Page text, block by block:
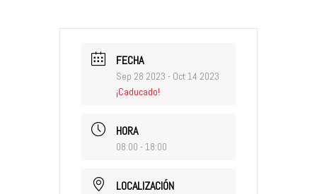
FECHA
Sep 28 2023 - Oct 14 2023
¡Caducado!
HORA
08:00 - 18:00
LOCALIZACIÓN